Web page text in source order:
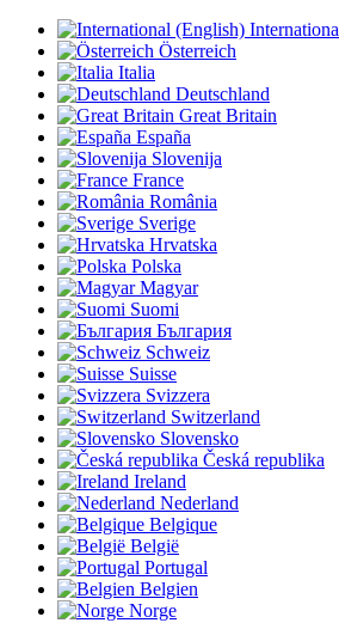
Österreich
Italia
Deutschland
Great Britain
España
Slovenija
France
România
Sverige
Hrvatska
Polska
Magyar
Suomi
България
Schweiz
Suisse
Svizzera
Switzerland
Slovensko
Česká republika
Ireland
Nederland
Belgique
België
Portugal
Belgien
Norge